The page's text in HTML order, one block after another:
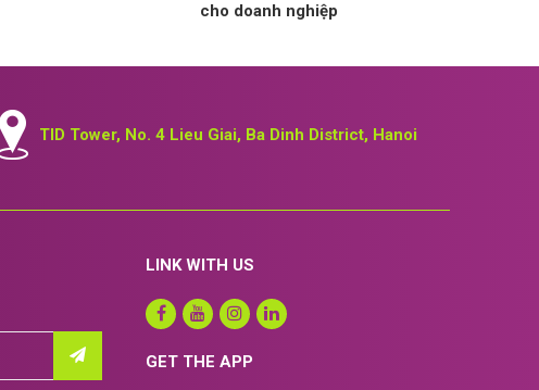
cho doanh nghiệp
TID Tower, No. 4 Lieu Giai, Ba Dinh District, Hanoi
LINK WITH US
GET THE APP